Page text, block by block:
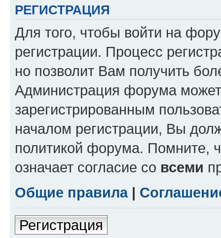
РЕГИСТРАЦИЯ
Для того, чтобы войти на
регистрации. Процесс
но позволит Вам получить
Администрация форума может
зарегистрированным
началом регистрации, Вы
политикой форума. Помните,
означает согласие со всеми
Общие правила|
Регистрация